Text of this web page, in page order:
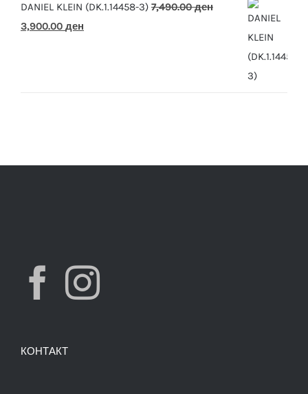
DANIEL KLEIN (DK.1.14458-3) 7,490.00ден
Original
3,900.00 ден
КОНТАКТ